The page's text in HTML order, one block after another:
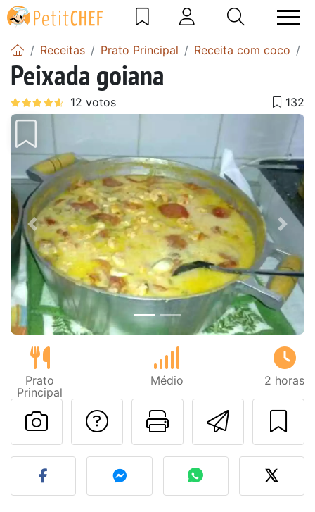
Receitas Prato Principal Receita com coco
Peixada goiana
Anterior Next
Prato
Principal
Médio 2 horas
Imprima
Falar com o autor
Fez esta receita?